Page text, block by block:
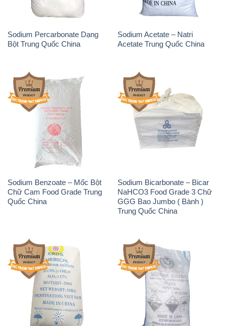
Sodium Benzoate – Mốc Bột
Chữ Cam Food Grade Trung
Quốc China
Sodium Bicarbonate – Bicar
NaHCO3 Food Grade 3 Chữ
GGG Bao Jumbo ( Bành )
Trung Quốc China
Phèn Nhôm – Al2(SO4)3 17%
Trung Quốc China
Sodium Sulfide NA2S – Đá
Thối Liyuan Trung Quốc China